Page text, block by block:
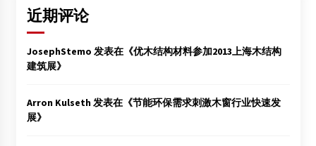
近期评论
JosephStemo 发表在《优木结构材料参加2013上海木结构
建筑展》
Arron Kulseth发表在《节能环保需求刺激木窗行业快速发
展》